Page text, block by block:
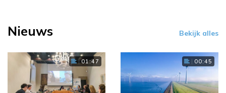
Nieuws Bekijk alles
01:47 00:45